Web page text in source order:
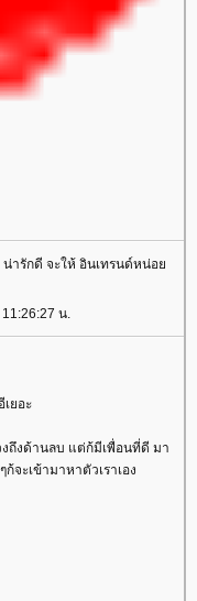
น่ารักดี จะให้ อินเทรนด์หน่อ
น.
ยอะ
งถึงด้านลบ แต่ก้มีเพื่อนที่ดี มา
ะเข้ามาหาตัวเราเอง